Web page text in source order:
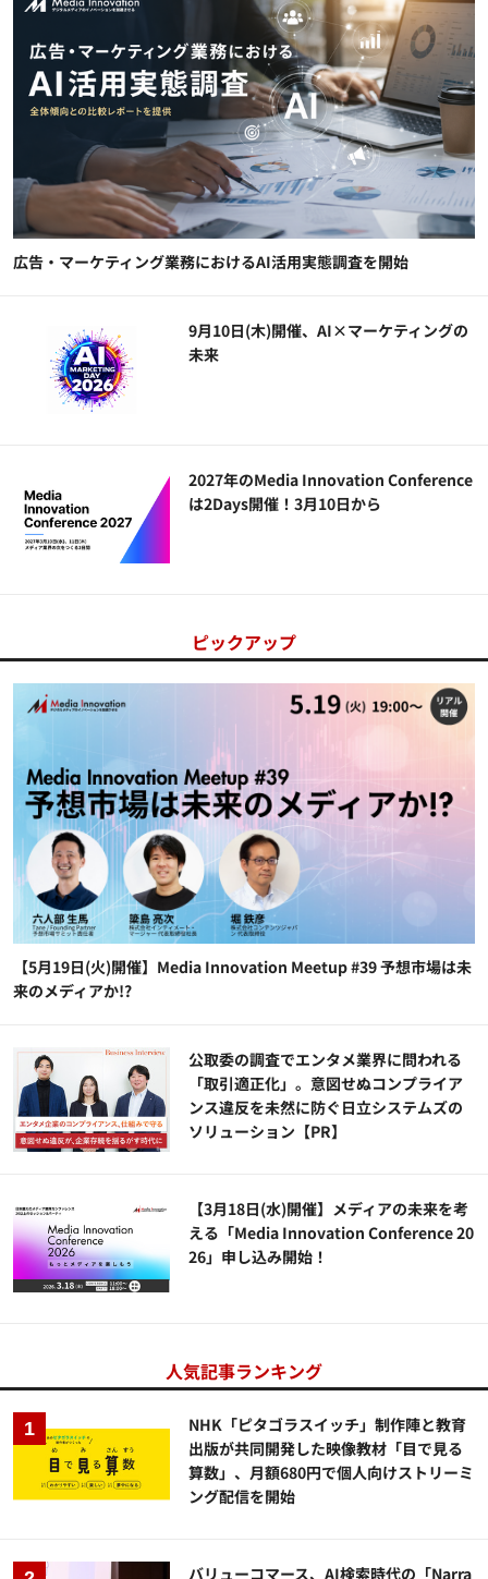
広告・マーケティング業務におけるAI活用実態調査を開始
9月10日(木)開催、AI×マーケティングの
未来
2027年のMedia Innovation Conference
は2Days開催！3月10日から
ピックアップ
【5月19日(火)開催】Media Innovation Meetup #39 予想市場は未
来のメディアか!?
公​​取委の調査でエンタメ業界に問われる
「取引適正化」。意図せぬコンプライア
ンス違反を未然に防ぐ日立システムズの
ソリューション​【PR】
【3月18日(水)開催】メディアの未来を考
える「Media Innovation Conference 20
26」申し込み開始！
人気記事ランキング
NHK「ピタゴラスイッチ」制作陣と教育
出版が共同開発した映像教材「目で見る
算数」、月額680円で個人向けストリーミ
ング配信を開始
バリューコマース、AI検索時代の「Narra